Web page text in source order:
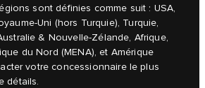
sont définies comme suit : USA,
Uni (hors Turquie), Turquie,
& Nouvelle-Zélande, Afrique,
du Nord (MENA), et Amérique
votre concessionnaire le plus
détails.